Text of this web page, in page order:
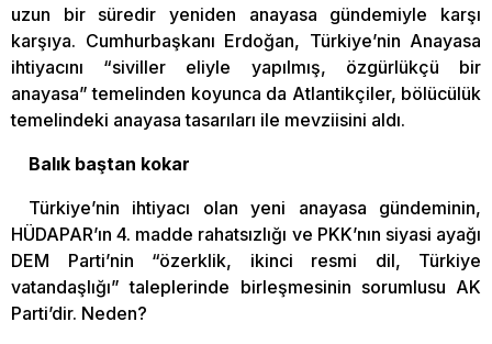
uzun bir süredir yeniden anayasa gündemiyle karşı
karşıya. Cumhurbaşkanı Erdoğan, Türkiye’nin Anayasa
ihtiyacını “siviller eliyle yapılmış, özgürlükçü bir
anayasa” temelinden koyunca da Atlantikçiler, bölücülük
temelindeki anayasa tasarıları ile mevziisini aldı.
Balık baştan kokar
Türkiye’nin ihtiyacı olan yeni anayasa gündeminin,
HÜDAPAR’ın 4. madde rahatsızlığı ve PKK’nın siyasi ayağı
DEM Parti’nin “özerklik, ikinci resmi dil, Türkiye
vatandaşlığı” taleplerinde birleşmesinin sorumlusu AK
Parti’dir. Neden?